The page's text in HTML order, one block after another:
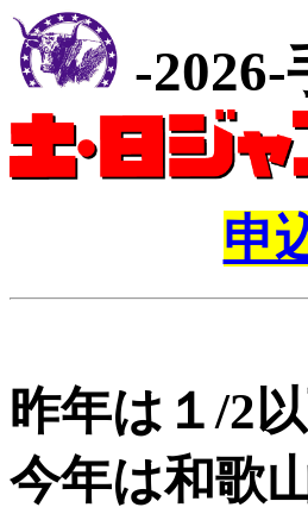
-
申
昨年は１/2
今年は和歌